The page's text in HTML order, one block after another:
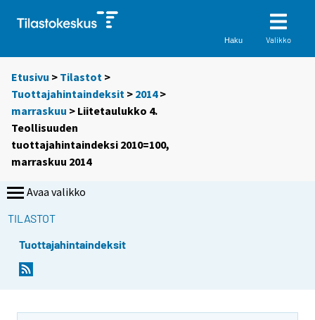
Haku Valikko
Etusivu > Tilastot >
Tuottajahintaindeksit > 2014>
marraskuu > Liitetaulukko 4.
Teollisuuden
tuottajahintaindeksi 2010=100,
marraskuu 2014
Avaa valikko
TILASTOT
Tuottajahintaindeksit